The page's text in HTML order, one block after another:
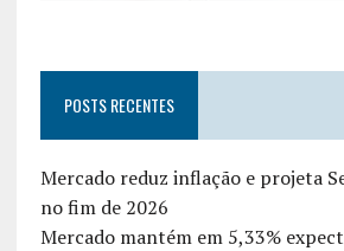
POSTS RECENTES
Mercado reduz inflação e projeta
no fim de 2026
Mercado mantém em 5,33%